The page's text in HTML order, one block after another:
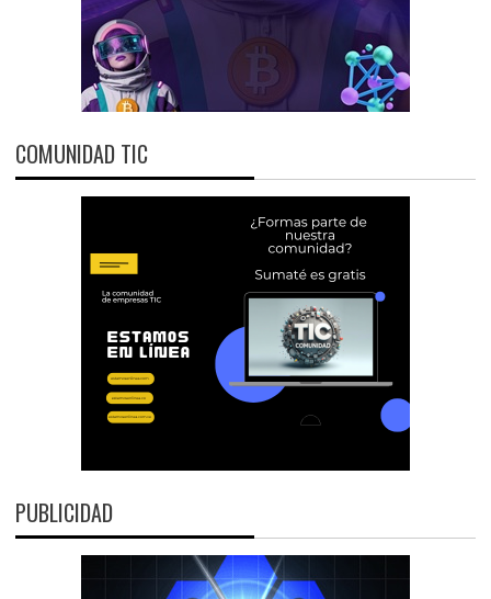
COMUNIDAD TIC
PUBLICIDAD